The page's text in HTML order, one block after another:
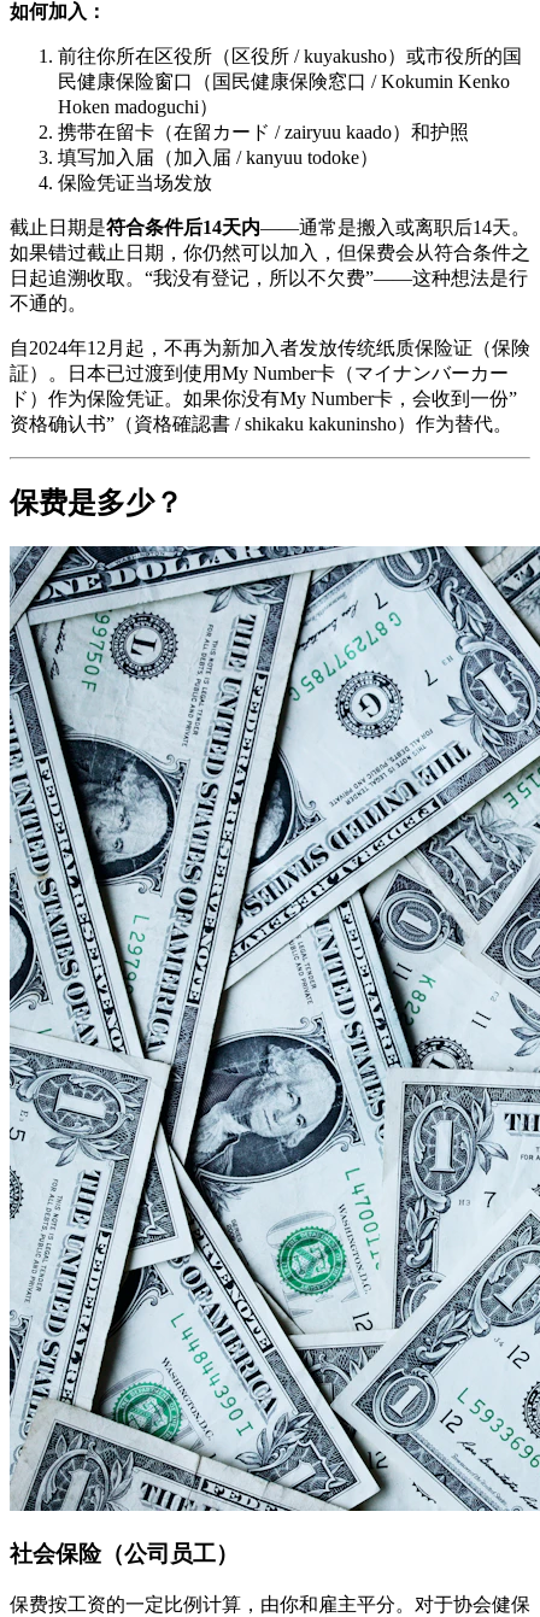
如何加入：
前往你所在区役所（区役所 / kuyakusho）或市役所的国
民健康保险窗口（国民健康保険窓口 / Kokumin Kenko
Hoken madoguchi）
携带在留卡（在留カード / zairyuu kaado）和护照
填写加入届（加入届 / kanyuu todoke）
保险凭证当场发放
截止日期是符合条件后14天内——通常是搬入或离职后14天。
如果错过截止日期，你仍然可以加入，但保费会从符合条件之
日起追溯收取。“我没有登记，所以不欠费”——这种想法是行
不通的。
自2024年12月起，不再为新加入者发放传统纸质保险证（保険
証）。日本已过渡到使用My Number卡（マイナンバーカー
ド）作为保险凭证。如果你没有My Number卡，会收到一份”
资格确认书”（資格確認書 / shikaku kakuninsho）作为替代。
保费是多少？
社会保险（公司员工）
保费按工资的一定比例计算，由你和雇主平分。对于协会健保